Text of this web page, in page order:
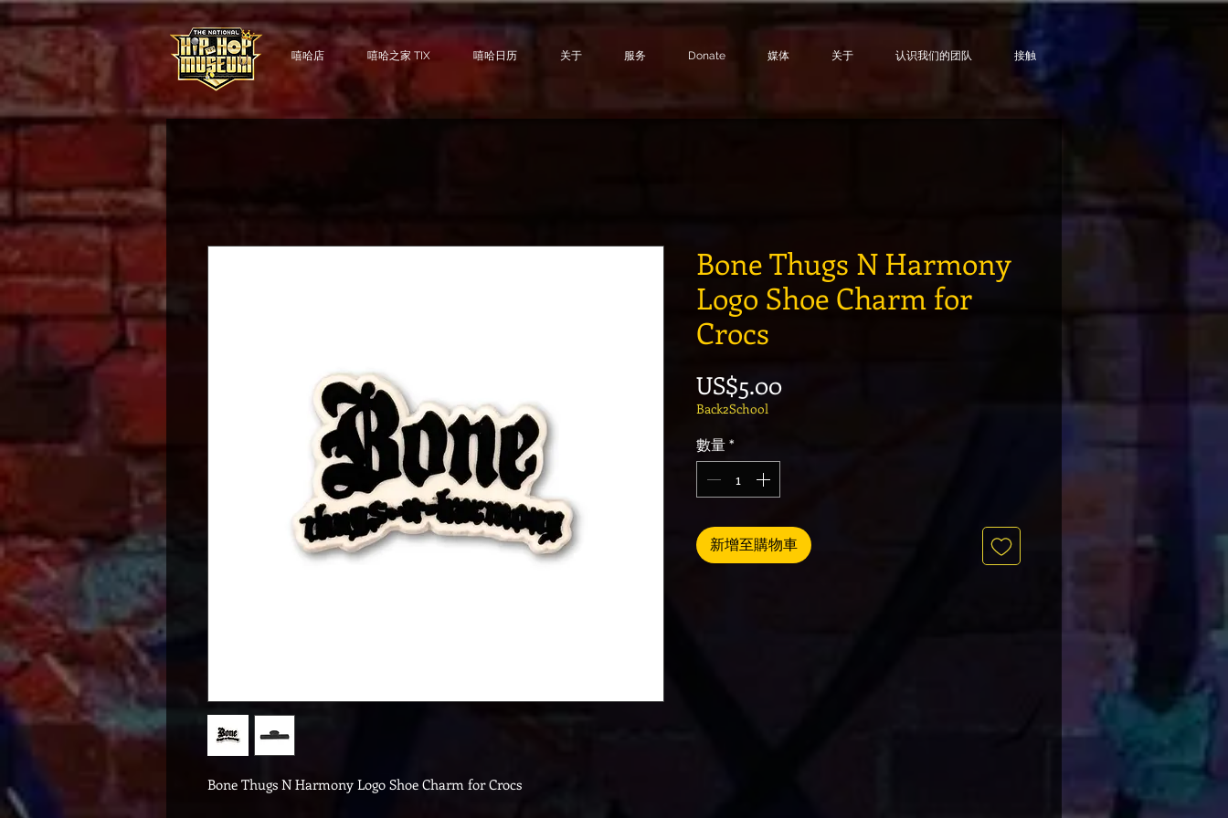
嘻哈店 嘻哈之家 TIX 嘻哈日历 关于 服务 Donate 媒体 关于 认识我们的团队 接触
Bone Thugs N Harmony Logo Shoe Charm for Crocs
Bone Thugs N Harmony
Logo Shoe Charm for
Crocs
US$5.00價格
Back2School
數量*
新增至購物車